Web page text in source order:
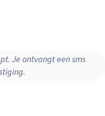
Je ontvangt een sms